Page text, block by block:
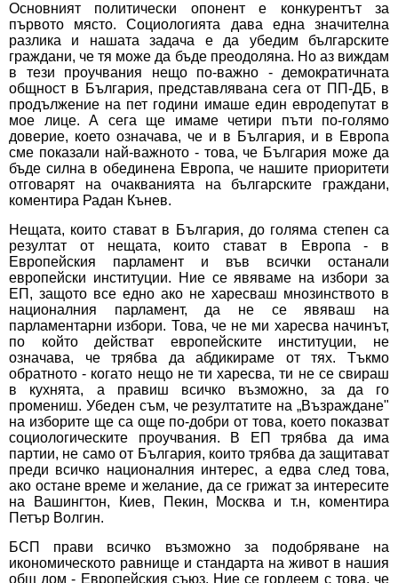
Основният политически опонент е конкурентът за
първото място. Социологията дава една значителна
разлика и нашата задача е да убедим българските
граждани, че тя може да бъде преодоляна. Но аз виждам
в тези проучвания нещо по-важно - демократичната
общност в България, представлявана сега от ПП-ДБ, в
продължение на пет години имаше един евродепутат в
мое лице. А сега ще имаме четири пъти по-голямо
доверие, което означава, че и в България, и в Европа
сме показали най-важното - това, че България може да
бъде силна в обединена Европа, че нашите приоритети
отговарят на очакванията на българските граждани,
коментира Радан Кънев.
Нещата, които стават в България, до голяма степен са
резултат от нещата, които стават в Европа - в
Европейския парламент и във всички останали
европейски институции. Ние се явяваме на избори за
ЕП, защото все едно ако не харесваш мнозинството в
националния парламент, да не се явяваш на
парламентарни избори. Това, че не ми харесва начинът,
по който действат европейските институции, не
означава, че трябва да абдикираме от тях. Тъкмо
обратното - когато нещо не ти харесва, ти не се свираш
в кухнята, а правиш всичко възможно, за да го
промениш. Убеден съм, че резултатите на „Възраждане"
на изборите ще са още по-добри от това, което показват
социологическите проучвания. В ЕП трябва да има
партии, не само от България, които трябва да защитават
преди всичко националния интерес, а едва след това,
ако остане време и желание, да се грижат за интересите
на Вашингтон, Киев, Пекин, Москва и т.н, коментира
Петър Волгин.
БСП прави всичко възможно за подобряване на
икономическото равнище и стандарта на живот в нашия
общ дом - Европейския съюз. Ние се гордеем с това, че